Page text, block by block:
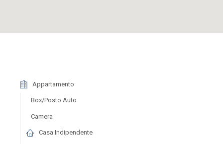
Appartamento
Box/posto Auto
Camera
Casa Indipendente